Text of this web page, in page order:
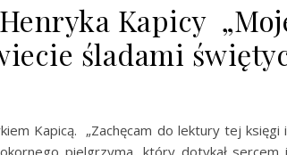
Kapicy
śladami
Kapicą. „Zachęcam do lektury tej
pielgrzyma, który dotykał sercem